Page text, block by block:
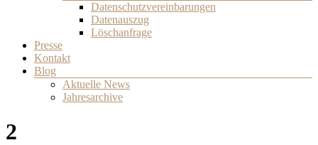
Datenschutzvereinbarungen
Datenauszug
Löschanfrage
Presse
Kontakt
Blog
Aktuelle News
Jahresarchive
2